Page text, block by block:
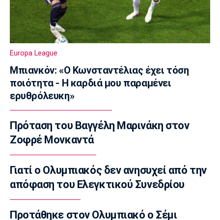
Διπλή ενίσχυση για την ΑΕΛ
23:00
Ποδόσφαιρο - Διεθνή
Πυραυλική επίθεση της Ρωσίας στο γήπεδο
της Τσερνομόρετς
22:58
EuroLeague
Ενδιαφέρον της Μάλαγα για Μπόλομποϊ
Στίβος
Παγκόσμιο Κ20: Πανελλήνιο ρεκόρ η
Μπακογιάννη, στον τελικό της σφυροβολίας
22:49
Super League 1
Αστέρας Τρίπολης: Εύκολη νίκη με 2-0 επί
του Πύργου
Europa League
Μπιανκόν: «Ο Κωνσταντέλιας έχει τόση
ποιότητα - Η καρδιά μου παραμένει
ερυθρόλευκη»
Πρόταση του Βαγγέλη Μαρινάκη στον
Ζοφρέ Μονκαντά
Γιατί ο Ολυμπιακός δεν ανησυχεί από την
απόφαση του Ελεγκτικού Συνεδρίου
Προτάθηκε στον Ολυμπιακό ο Σέμι